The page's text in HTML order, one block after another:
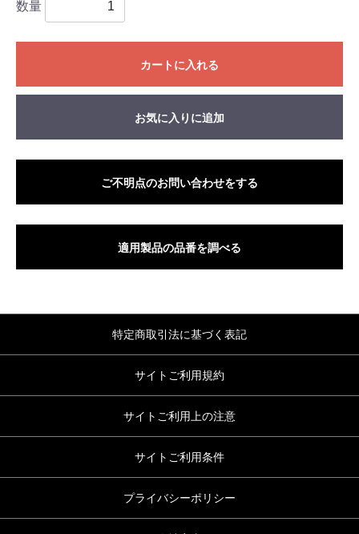
数量
カートに入れる
お気に入りに追加
ご不明点のお問い合わせをする
適用製品の品番を調べる
特定商取引法に基づく表記
サイトご利用規約
サイトご利用上の注意
サイトご利用条件
プライバシーポリシー